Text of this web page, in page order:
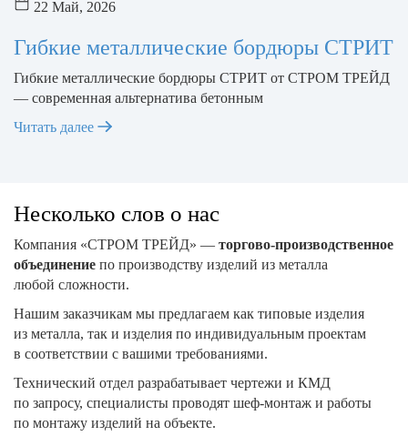
22 Май, 2026
Гибкие металлические бордюры СТРИТ
Гибкие металлические бордюры СТРИТ от СТРОМ ТРЕЙД
— современная альтернатива бетонным
Читать далее
Несколько слов о нас
Компания «СТРОМ ТРЕЙД» — торгово-производственное
объединение по производству изделий из металла
любой сложности.
Нашим заказчикам мы предлагаем как типовые изделия
из металла, так и изделия по индивидуальным проектам
в соответствии с вашими требованиями.
Технический отдел разрабатывает чертежи и КМД
по запросу, специалисты проводят шеф-монтаж и работы
по монтажу изделий на объекте.